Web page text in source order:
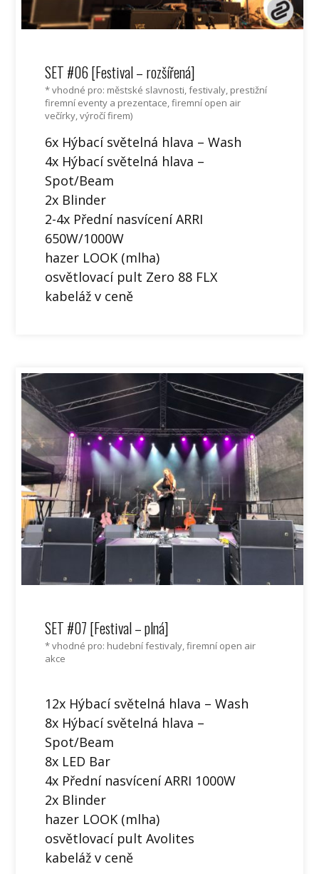
SET #06 [Festival – rozšířená]
* vhodné pro: městské slavnosti, festivaly, prestižní
firemní eventy a prezentace, firemní open air
večírky, výročí firem)
6x Hýbací světelná hlava – Wash
4x Hýbací světelná hlava –
Spot/Beam
2x Blinder
2-4x Přední nasvícení ARRI
650W/1000W
hazer LOOK (mlha)
osvětlovací pult Zero 88 FLX
kabeláž v ceně
SET #07 [Festival – plná]
* vhodné pro: hudební festivaly, firemní open air
akce
12x Hýbací světelná hlava – Wash
8x Hýbací světelná hlava –
Spot/Beam
8x LED Bar
4x Přední nasvícení ARRI 1000W
2x Blinder
hazer LOOK (mlha)
osvětlovací pult Avolites
kabeláž v ceně